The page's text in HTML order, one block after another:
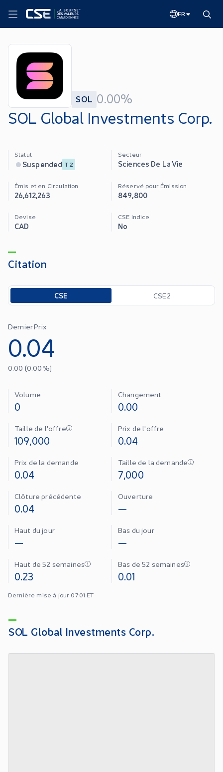
FR
SOL 0.00%
SOL Global Investments Corp.
Statut
Suspended T2
Secteur
Sciences De La Vie
Émis et en Circulation
26,612,263
Réservé pour Émission
849,800
Devise
CAD
CSE Indice
No
Citation
Toggle options
CSE CSE2
Dernier Prix
0.04
0.00 (0.00%)
Volume
0
Changement
0.00
Taille de l'offre
109,000
Prix de l'offre
0.04
Prix de la demande
0.04
Taille de la demande
7,000
Clôture précédente
0.04
Ouverture
—
Haut du jour
—
Bas du jour
—
Haut de 52 semaines
0.23
Bas de 52 semaines
0.01
Dernière mise à jour 07:01 ET
SOL Global Investments Corp.